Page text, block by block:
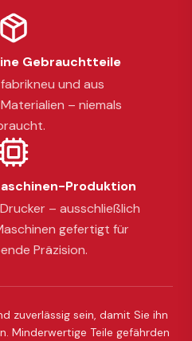
Gebrauchtteile
und aus
– niemals
Produktion
– ausschließlich
gefertigt für
Präzision.
zuverlässig sein, damit Sie ihn
Minderwertige Teile gefährden